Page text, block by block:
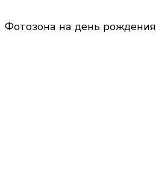
Фотозона на день рождения